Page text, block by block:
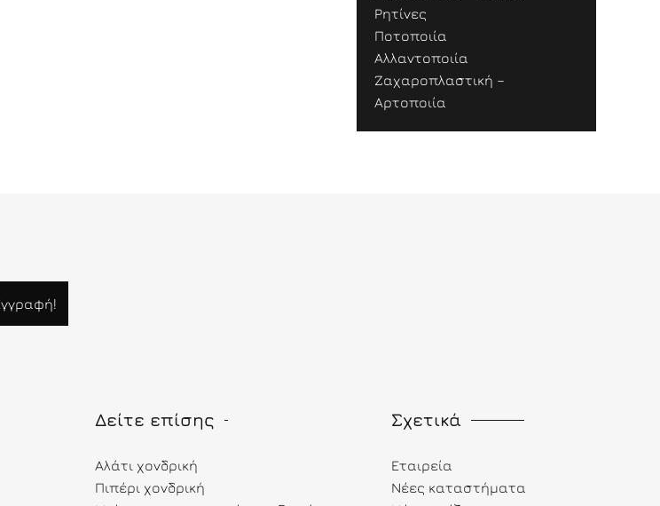
Ρητίνες
Ποτοποιία
Αλλαντοποιία
Ζαχαροπλαστική –
Αρτοποιία
Δείτε επίσης
Αλάτι χονδρική
Πιπέρι χονδρική
Σχετικά
Εταιρεία
Νέες καταστήματα